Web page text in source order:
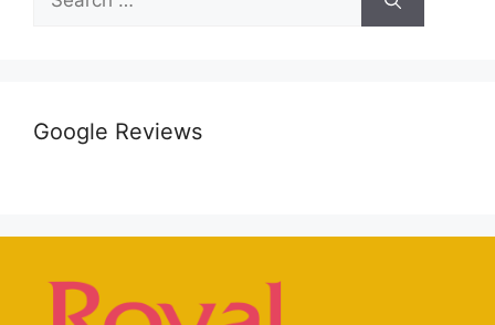
Google Reviews